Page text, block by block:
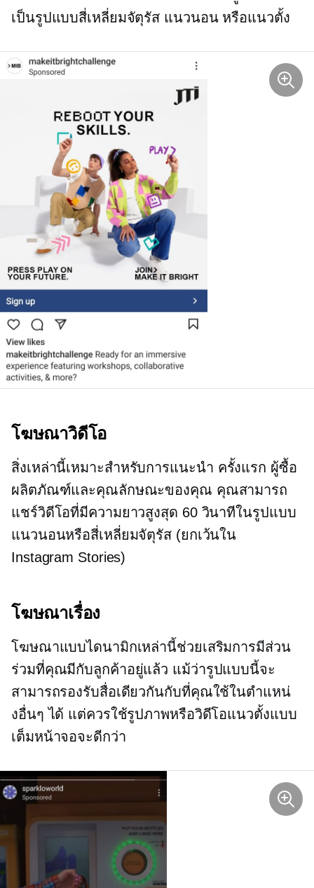
เป็นรูปแบบสี่เหลี่ยมจัตุรัส แนวนอน หรือแนวตั้ง
โฆษณาวิดีโอ
สิ่งเหล่านี้เหมาะสำหรับการแนะนำ ครั้งแรก ผู้ซื้อ
ผลิตภัณฑ์และคุณลักษณะของคุณ คุณสามารถ
แชร์วิดีโอที่มีความยาวสูงสุด 60 วินาทีในรูปแบบ
แนวนอนหรือสี่เหลี่ยมจัตุรัส (ยกเว้นใน
Instagram Stories)
โฆษณาเรื่อง
โฆษณาแบบไดนามิกเหล่านี้ช่วยเสริมการมีส่วน
ร่วมที่คุณมีกับลูกค้าอยู่แล้ว แม้ว่ารูปแบบนี้จะ
สามารถรองรับสื่อเดียวกันกับที่คุณใช้ในตำแหน่
งอื่นๆ ได้ แต่ควรใช้รูปภาพหรือวิดีโอแนวตั้งแบบ
เต็มหน้าจอจะดีกว่า